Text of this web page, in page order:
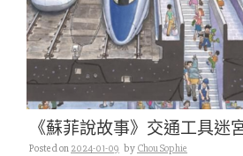
《蘇菲說故事》交通工具迷
Posted on 2024-01-09 by Chou Sophie